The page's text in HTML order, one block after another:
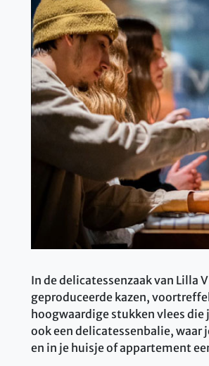
In de delicatessenzaak van Lilla
geproduceerde kazen,
hoogwaardige stukken vlees
ook een delicatessenbalie,
en in je huisje of appartement